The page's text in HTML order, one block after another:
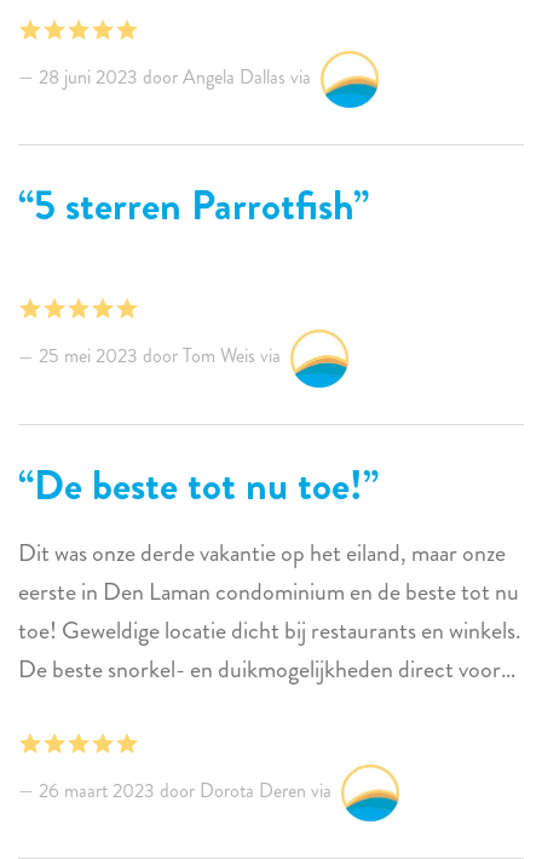
28 juni 2023 door Angela Dallas via
5 sterren Parrotfish
25 mei 2023 door Tom Weis via
De beste tot nu toe!
Dit was onze derde vakantie op het eiland, maar onze
eerste in Den Laman condominium en de beste tot nu
toe! Geweldige locatie dicht bij restaurants en winkels.
De beste snorkel- en duikmogelijkheden direct voor
reuzenzeebaarzen, octopussen, schorpioenvissen,
tandbaarzen, trompetvissen, murenen en nog veel
26 maart 2023 door Dorota Deren via